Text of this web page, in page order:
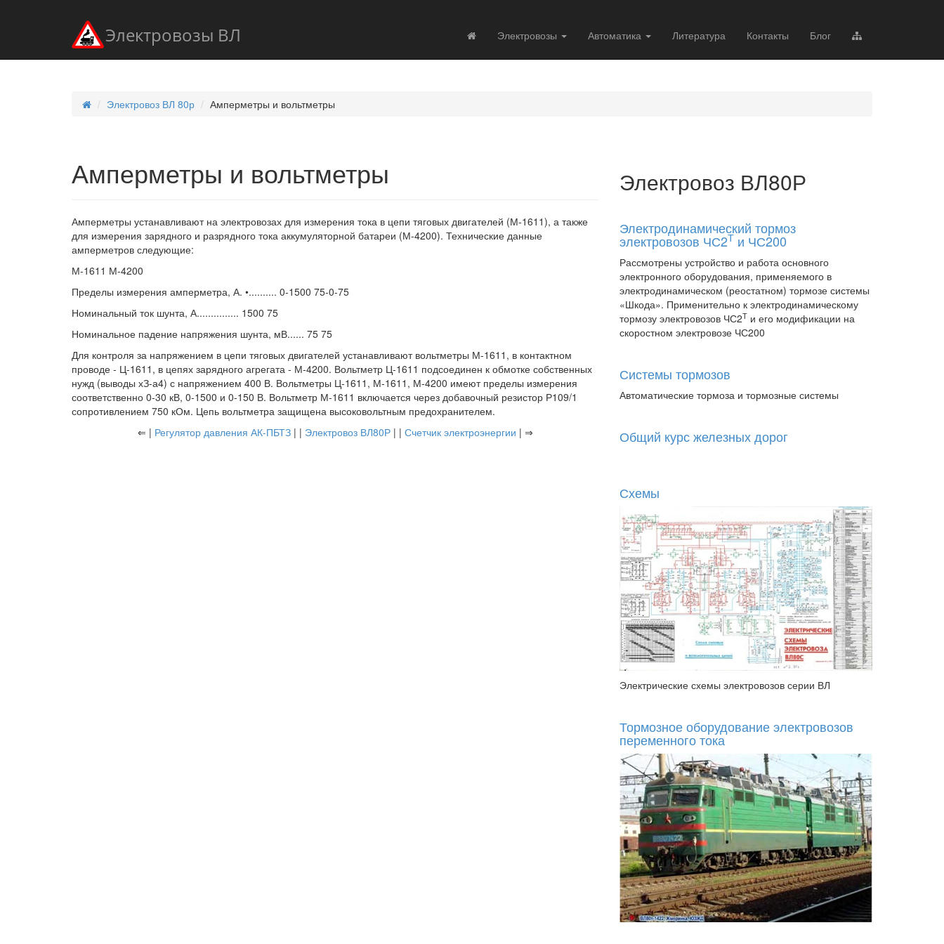
Электровозы ВЛ Электровозы Автоматика Литература Контакты Блог
Электровоз ВЛ 80р Амперметры и вольтметры
Амперметры и вольтметры
Амперметры устанавливают на электровозах для измерения тока в цепи тяговых двигателей (М-1611), а также
для измерения зарядного и разрядного тока аккумуляторной батареи (М-4200). Технические данные
амперметров следующие:
М-1611 М-4200
Пределы измерения амперметра, А. •.......... 0-1500 75-0-75
Номинальный ток шунта, А............... 1500 75
Номинальное падение напряжения шунта, мВ...... 75 75
Для контроля за напряжением в цепи тяговых двигателей устанавливают вольтметры М-1611, в контактном
проводе - Ц-1611, в цепях зарядного агрегата - М-4200. Вольтметр Ц-1611 подсоединен к обмотке собственных
нужд (выводы хЗ-а4) с напряжением 400 В. Вольтметры Ц-1611, М-1611, М-4200 имеют пределы измерения
соответственно 0-30 кВ, 0-1500 и 0-150 В. Вольтметр М-1611 включается через добавочный резистор Р109/1
сопротивлением 750 кОм. Цепь вольтметра защищена высоковольтным предохранителем.
⇐ | Регулятор давления АК-ПБТЗ| | Электровоз ВЛ80Р| | Счетчик электроэнергии | ⇒
Электровоз ВЛ80Р
Электродинамический тормоз
электровозов ЧС2Т и ЧС200
Рассмотрены устройство и работа основного
электронного оборудования, применяемого в
электродинамическом (реостатном) тормозе системы
«Шкода». Применительно к электродинамическому
тормозу электровозов ЧС2Т и его модификации на
скоростном электровозе ЧС200
Системы тормозов
Автоматические тормоза и тормозные системы
Общий курс железных дорог
Схемы
Электрические схемы электровозов серии ВЛ
Тормозное оборудование электровозов
переменного тока